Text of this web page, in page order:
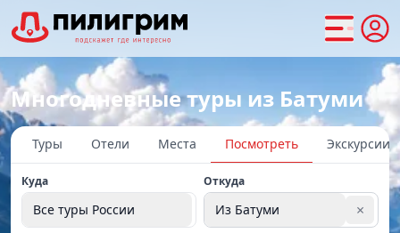
Многодневные туры из Батуми
Туры Отели Места Посмотреть Экскурсии
Куда
Все туры России
Откуда
Из Батуми ×